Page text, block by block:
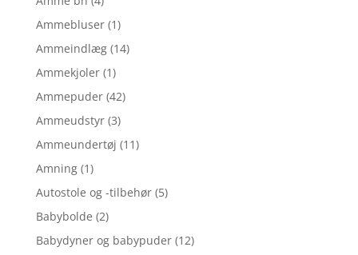
Ammebluser (1)
Ammeindlæg (14)
Ammekjoler (1)
Ammepuder (42)
Ammeudstyr (3)
Ammeundertøj (11)
Amning (1)
Autostole og -tilbehør (5)
Babybolde (2)
Babydyner og babypuder (12)